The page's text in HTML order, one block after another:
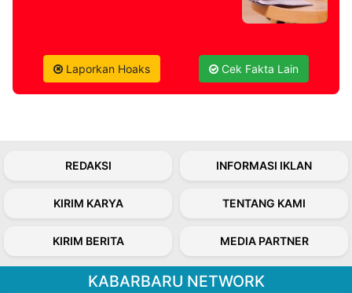
Laporkan Hoaks Cek Fakta Lain
REDAKSI INFORMASI IKLAN
KIRIM KARYA TENTANG KAMI
KIRIM BERITA MEDIA PARTNER
KABARBARU NETWORK